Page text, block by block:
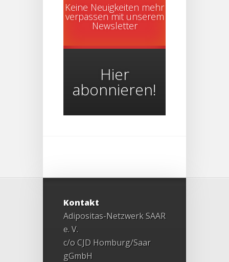
Keine Neuigkeiten mehr
verpassen mit unserem
Newsletter
Hier
abonnieren!
Kontakt
Adipositas-Netzwerk SAAR
e. V.
c/o CJD Homburg/Saar
gGmbH